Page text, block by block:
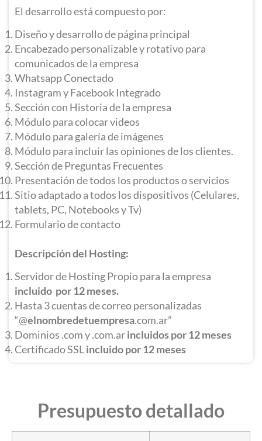
El desarrollo está compuesto por:
Diseño y desarrollo de página principal
Encabezado personalizable y rotativo para
comunicados de la empresa
Whatsapp Conectado
Instagram y Facebook Integrado
Sección con Historia de la empresa
Módulo para colocar videos
Módulo para galería de imágenes
Módulo para incluir las opiniones de los clientes.
Sección de Preguntas Frecuentes
Presentación de todos los productos o servicios
Sitio adaptado a todos los dispositivos (Celulares,
tablets, PC, Notebooks y Tv)
Formulario de contacto
Descripción del Hosting:
Servidor de Hosting Propio para la empresa
incluido por 12 meses.
Hasta 3 cuentas de correo personalizadas
“@elnombredetuempresa.com.ar”
Dominios .com y .com.arincluidos por 12 meses
Certificado SSLincluido por 12 meses
Presupuesto detallado